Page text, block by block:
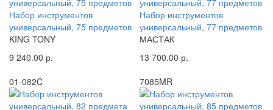
Набор инструментов
универсальный, 75 предметов
KING TONY
9 240.00 р.
Набор инструментов
универсальный, 77 предметов
МАСТАК
13 700.00 р.
01-082C
7085MR